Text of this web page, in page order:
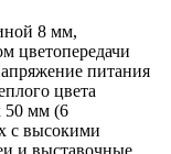
8 мм,
цветопередачи
питания
цвета
50 мм (6
с высокими
и выставочные